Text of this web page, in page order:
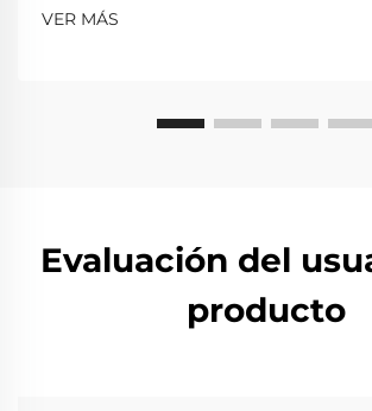
VER MÁS
Evaluación del
producto